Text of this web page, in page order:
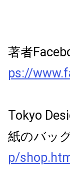
著者
ps://
Tokyo
紙のバッ
p/